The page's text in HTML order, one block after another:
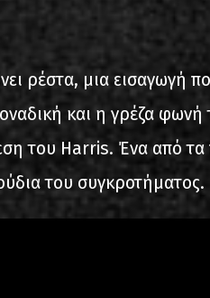
ρέστα, μια εισαγωγή
και η γρέζα φωνή
του Harris. Ένα από τα
του συγκροτήματος.